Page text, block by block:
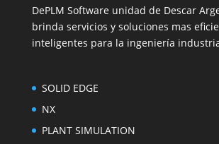
DePLM Software unidad de Descar
brinda servicios y soluciones mas
inteligentes para la ingeniería
SOLID EDGE
NX
PLANT SIMULATION